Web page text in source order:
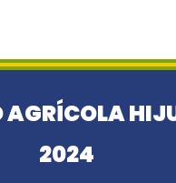
AGRÍCOLA
2024